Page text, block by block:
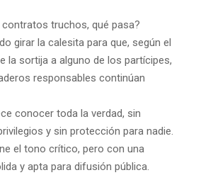
truchos, qué pasa?
girar la calesita para que, según el
la sortija a alguno de los partícipes,
responsables continúan
conocer toda la verdad, sin
y sin protección para nadie.
el tono crítico, pero con una
y apta para difusión pública.